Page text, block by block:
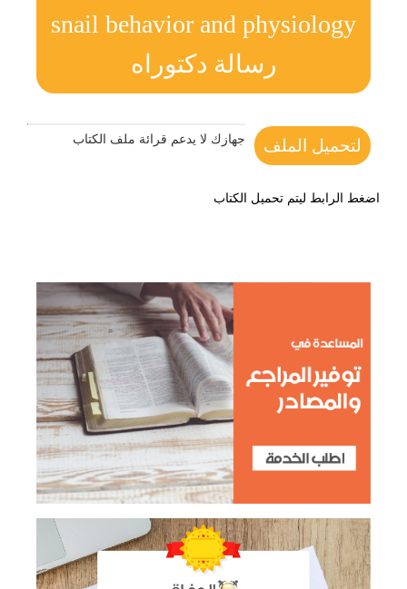
snail behavior and physiology
رسالة دكتوراه
لتحميل الملف جهازك لا يدعم قرائة ملف الكتاب
اضغط الرابط ليتم تحميل الكتاب